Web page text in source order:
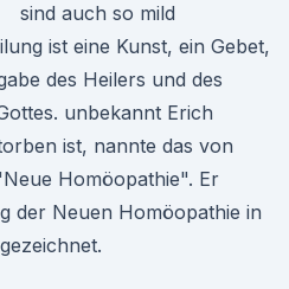
sind auch so mild
ist eine Kunst, ein Gebet,
des Heilers und des
unbekannt Erich
ist, nannte das von
Homöopathie". Er
der Neuen Homöopathie in